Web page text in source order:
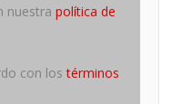
nuestra política de
con lostérminos